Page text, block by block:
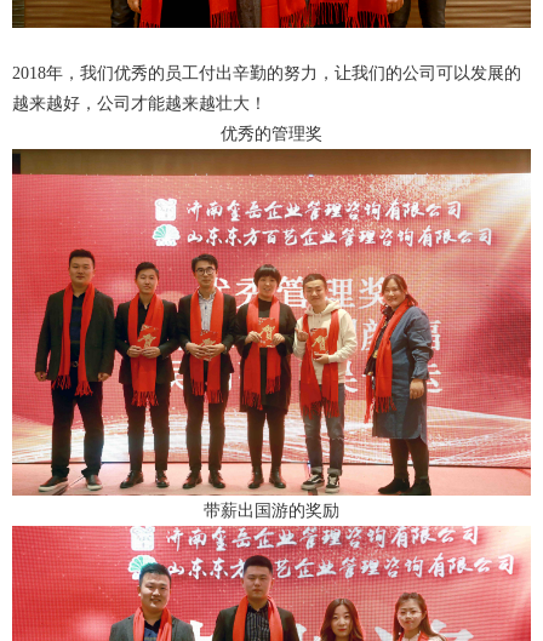
2018年，我们优秀的员工付出辛勤的努力，让我们的公司可以发展的
越来越好，公司才能越来越壮大！
优秀的管理奖
带薪出国游的奖励